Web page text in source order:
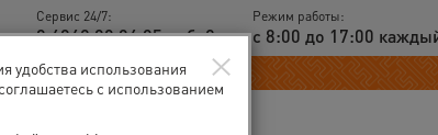
Сервис 24/7:
8 4842 90 94 95 доб. 2
Режим работы:
с 8:00 до 17:00
×
удобства использования
с использованием